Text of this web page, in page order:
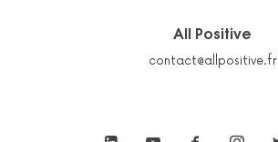
All Positive
contact@allpositive.fr